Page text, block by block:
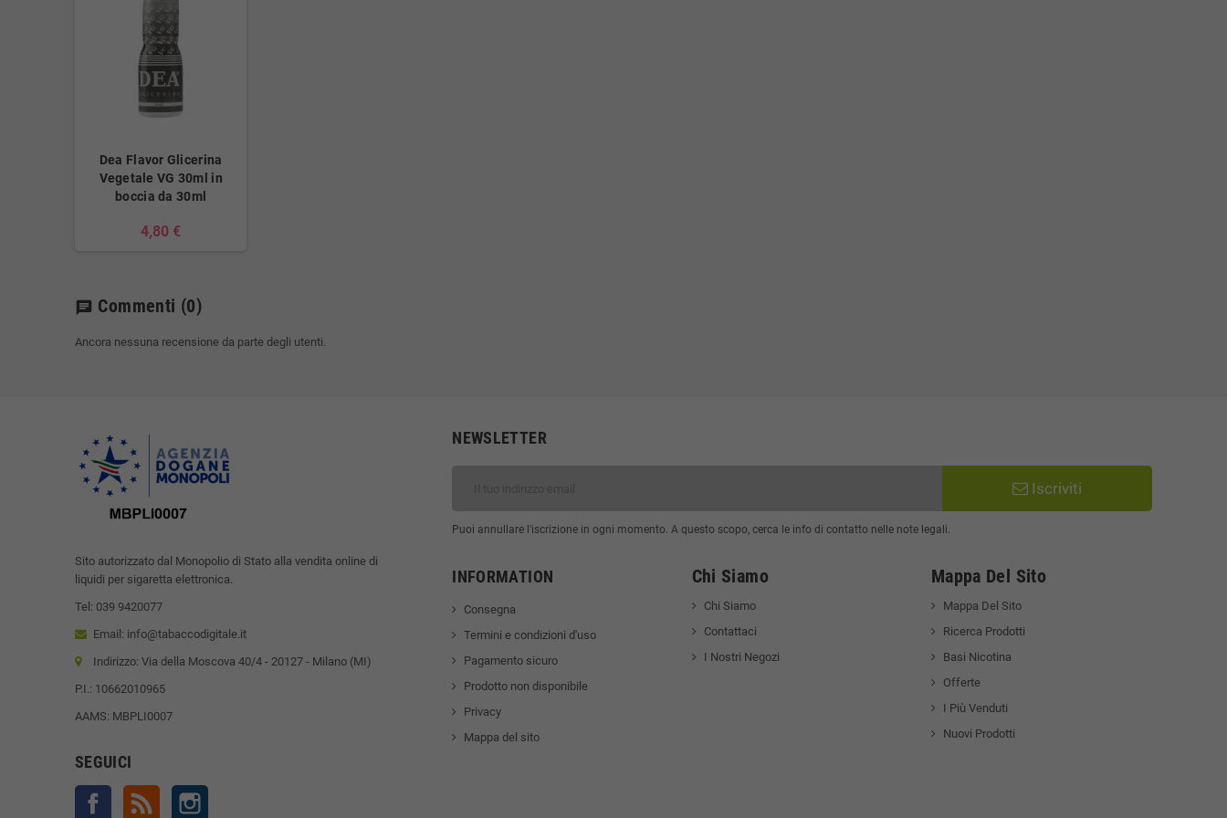
Dea Flavor Glicerina
Vegetale VG 30ml in
boccia da 30ml
4,80 €
chat Commenti (0)
Ancora nessuna recensione da parte degli utenti.
Sito autorizzato dal Monopolio di Stato alla vendita online di
liquidi per sigaretta elettronica.
Tel: 039 9420077
Email: info@tabaccodigitale.it
Indirizzo: Via della Moscova 40/4 - 20127 - Milano (MI)
P.I.: 10662010965
AAMS: MBPLI0007
SEGUICI
Facebook Rss
NEWSLETTER
Iscriviti
Puoi annullare l'iscrizione in ogni momento. A questo scopo, cerca le info di contatto nelle note legali.
INFORMATION
Consegna
Termini e condizioni d'uso
Pagamento sicuro
Prodotto non disponibile
Privacy
Mappa del sito
Chi Siamo
Chi Siamo
Contattaci
I Nostri Negozi
Mappa Del Sito
Mappa Del Sito
Ricerca Prodotti
Basi Nicotina
Offerte
I Più Venduti
Nuovi Prodotti